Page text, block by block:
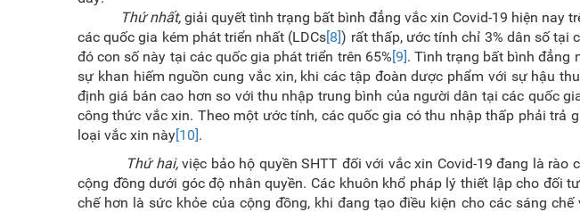
Thứ nhất, giải quyết tình trạng bất bình đẳng vắc xin Covid-19 hiện nay
các quốc gia kém phát triển nhất (LDCs[8]) rất thấp, ước tính chỉ 3% dân số tại
đó con số này tại các quốc gia phát triển trên 65%[9]. Tình trạng bất bình đẳng
sự khan hiếm nguồn cung vắc xin, khi các tập đoàn dược phẩm với sự hậu
định giá bán cao hơn so với thu nhập trung bình của người dân tại các quốc
công thức vắc xin. Theo một ước tính, các quốc gia có thu nhập thấp phải trả
loại vắc xin này[10].
Thứ hai,việc bảo hộ quyền SHTT đối với vắc xin Covid-19 đang là rào
cộng đồng dưới góc độ nhân quyền. Các khuôn khổ pháp lý thiết lập cho đối
chế hơn là sức khỏe của cộng đồng, khi đang tạo điều kiện cho các sáng